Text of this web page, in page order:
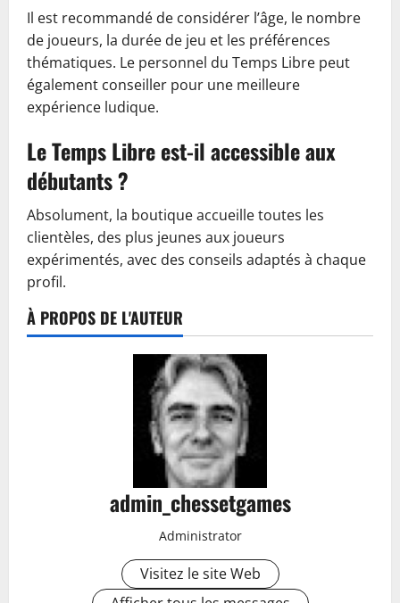
Il est recommandé de considérer l’âge, le nombre
de joueurs, la durée de jeu et les préférences
thématiques. Le personnel du Temps Libre peut
également conseiller pour une meilleure
expérience ludique.
Le Temps Libre est-il accessible aux
débutants ?
Absolument, la boutique accueille toutes les
clientèles, des plus jeunes aux joueurs
expérimentés, avec des conseils adaptés à chaque
profil.
À PROPOS DE L'AUTEUR
admin_chessetgames
Administrator
Visitez le site Web